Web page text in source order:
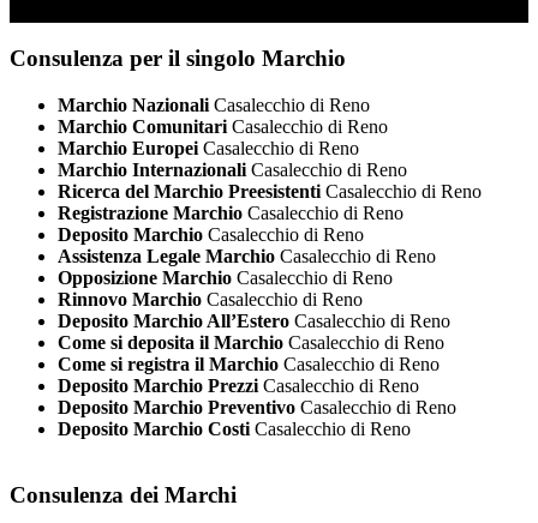
Consulenza per il singolo Marchio
Marchio Nazionali Casalecchio di Reno
Marchio Comunitari Casalecchio di Reno
Marchio Europei Casalecchio di Reno
Marchio Internazionali Casalecchio di Reno
Ricerca del Marchio Preesistenti Casalecchio di Reno
Registrazione Marchio Casalecchio di Reno
Deposito Marchio Casalecchio di Reno
Assistenza Legale Marchio Casalecchio di Reno
Opposizione Marchio Casalecchio di Reno
Rinnovo Marchio Casalecchio di Reno
Deposito Marchio All’Estero Casalecchio di Reno
Come si deposita il Marchio Casalecchio di Reno
Come si registra il Marchio Casalecchio di Reno
Deposito Marchio Prezzi Casalecchio di Reno
Deposito Marchio Preventivo Casalecchio di Reno
Deposito Marchio Costi Casalecchio di Reno
Consulenza dei Marchi